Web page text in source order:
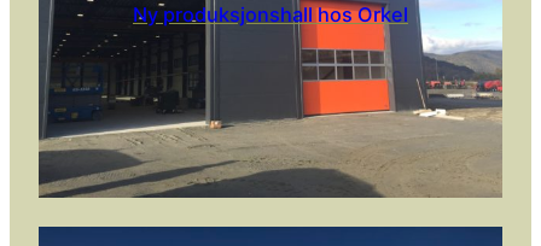
Ny produksjonshall hos Orkel